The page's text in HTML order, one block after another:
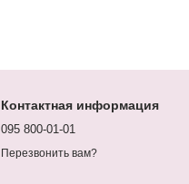
Контактная информация
095 800-01-01
Перезвонить вам?